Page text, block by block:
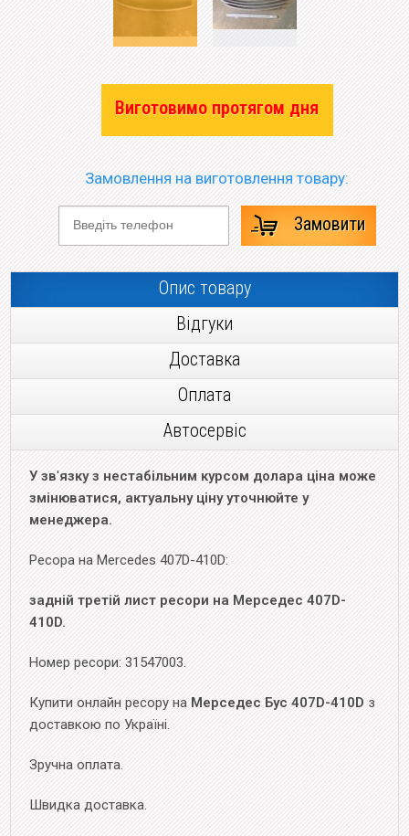
Виготовимо протягом дня
Замовлення на виготовлення товару:
Замовити
Опис товару
Відгуки
Доставка
Оплата
Автосервіс
У зв'язку з нестабільним курсом долара ціна може
змінюватися, актуальну ціну уточнюйте у
менеджера.
Ресора на Mercedes 407D-410D:
задній третій лист ресори на Мерседес 407D-
410D.
Номер ресори: 31547003.
Купити онлайн ресору на Мерседес Бус 407D-410D з
доставкою по Україні.
Зручна оплата.
Швидка доставка.